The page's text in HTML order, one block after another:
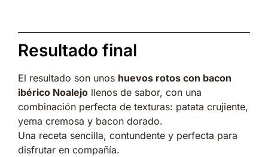
Resultado final
El resultado son unos huevos rotos con bacon
ibérico Noalejo llenos de sabor, con una
combinación perfecta de texturas: patata crujiente,
yema cremosa y bacon dorado.
Una receta sencilla, contundente y perfecta para
disfrutar en compañía.